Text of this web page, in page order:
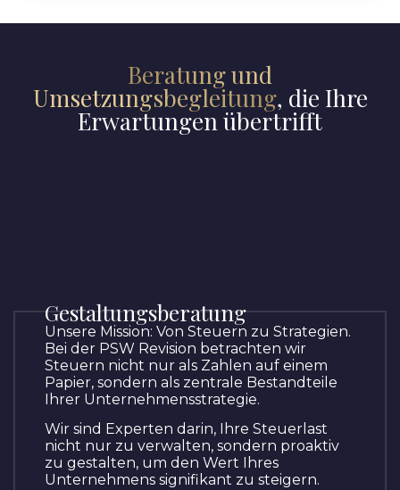
Beratung und
Umsetzungsbegleitung, die Ihre
Erwartungen übertrifft
Gestaltungsberatung
Unsere Mission: Von Steuern zu Strategien.
Bei der PSW Revision betrachten wir
Steuern nicht nur als Zahlen auf einem
Papier, sondern als zentrale Bestandteile
Ihrer Unternehmensstrategie.
Wir sind Experten darin, Ihre Steuerlast
nicht nur zu verwalten, sondern proaktiv
zu gestalten, um den Wert Ihres
Unternehmens signifikant zu steigern.